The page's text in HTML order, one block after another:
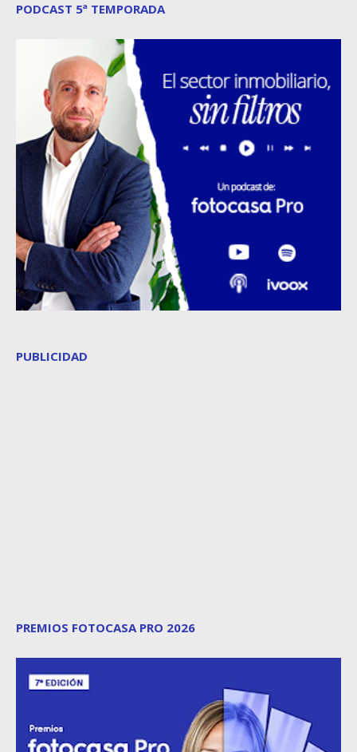
PODCAST 5ª TEMPORADA
PUBLICIDAD
PREMIOS FOTOCASA PRO 2026